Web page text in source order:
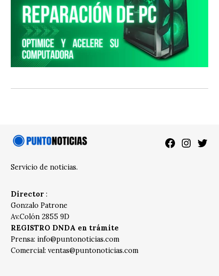
Facebook
Servicio de noticias.
Director :
Gonzalo Patrone
Av.Colón 2855 9D
REGISTRO DNDA en trámite
Prensa: info@puntonoticias.com
Comercial:ventas@puntonoticias.com